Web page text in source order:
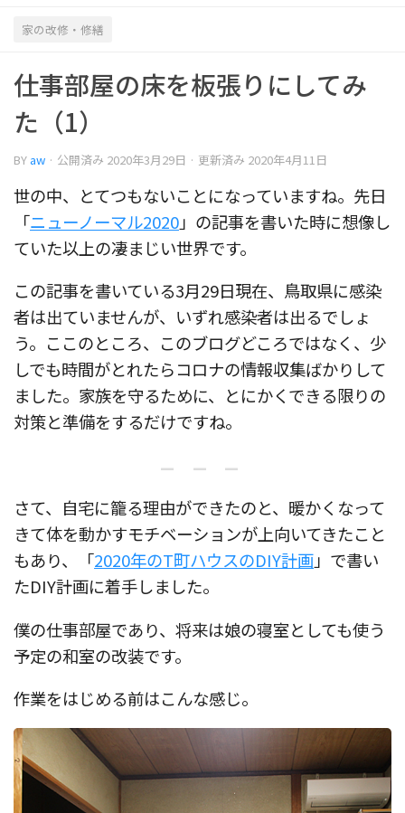
家の改修・修繕
仕事部屋の床を板張りにしてみ
た（1）
BY aw · 公開済み 2020年3月29日 · 更新済み 2020年4月11日
世の中、とてつもないことになっていますね。先日
「ニューノーマル2020」の記事を書いた時に想像し
ていた以上の凄まじい世界です。
この記事を書いている3月29日現在、鳥取県に感染
者は出ていませんが、いずれ感染者は出るでしょ
う。ここのところ、このブログどころではなく、少
しでも時間がとれたらコロナの情報収集ばかりして
ました。家族を守るために、とにかくできる限りの
対策と準備をするだけですね。
– – –
さて、自宅に籠る理由ができたのと、暖かくなって
きて体を動かすモチベーションが上向いてきたこと
もあり、「2020年のT町ハウスのDIY計画」で書い
たDIY計画に着手しました。
僕の仕事部屋であり、将来は娘の寝室としても使う
予定の和室の改装です。
作業をはじめる前はこんな感じ。